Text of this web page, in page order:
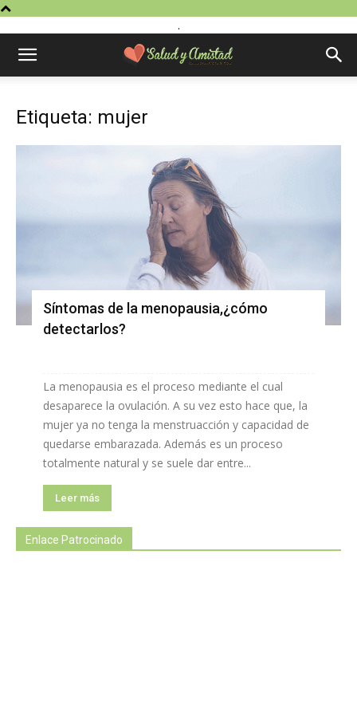
.
Etiqueta: mujer
Síntomas de la menopausia,¿cómo
detectarlos?
La menopausia es el proceso mediante el cual
desaparece la ovulación. A su vez esto hace que, la
mujer ya no tenga la menstruacción y capacidad de
quedarse embarazada. Además es un proceso
totalmente natural y se suele dar entre...
Leer más
Enlace Patrocinado